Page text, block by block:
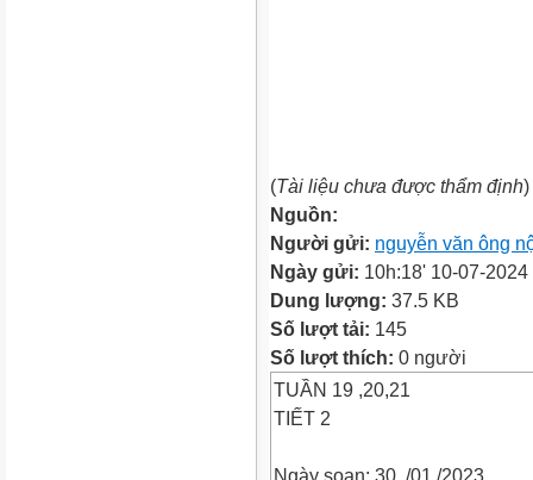
(Tài liệu chưa được thẩm định)
Nguồn:
Người gửi: nguyễn văn ông
Ngày gửi: 10h:18' 10-07-2024
Dung lượng: 37.5 KB
Số lượt tải: 145
Số lượt thích: 0 người
TUẦN 19 ,20,21
TIẾT 2
Ngày soạn: 30. /01./2023